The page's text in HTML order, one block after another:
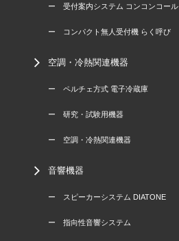
ー 受付案内システム コンコンコール
ー コンパクト無人受付機 らく呼び
空調・冷熱関連機器
ー ペルチェ方式 電子冷蔵庫
ー 研究・試験用機器
ー 空調・冷熱関連機器
音響機器
ー スピーカーシステム DIATONE
ー 指向性音響システム